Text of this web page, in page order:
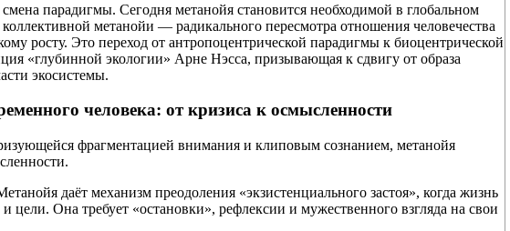
парадигмы. Сегодня метанойя становится необходимой в глобальном
метанойи — радикального пересмотра отношения человечества
росту. Это переход от антропоцентрической парадигмы к биоцентрической
«глубинной экологии» Арне Нэсса, призывающая к сдвигу от образа
экосистемы.
человека: от кризиса к осмысленности
фрагментацией внимания и клиповым сознанием, метанойя
даёт механизм преодоления «экзистенциального застоя», когда жизнь
цели. Она требует «остановки», рефлексии и мужественного взгляда на свои